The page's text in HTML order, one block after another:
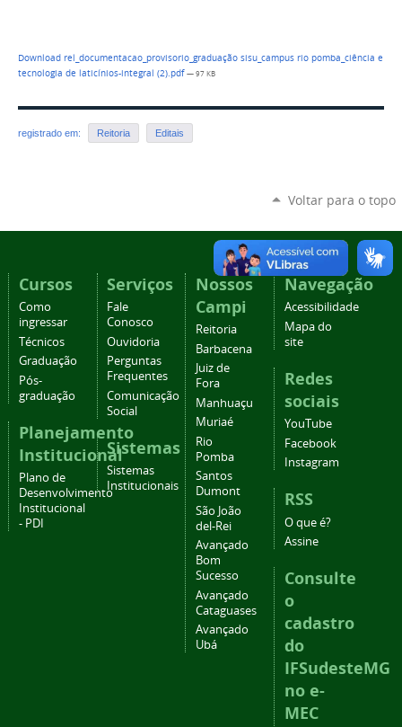
Download rel_documentacao_provisorio_graduação sisu_campus rio pomba_ciência e
tecnologia de laticínios-integral (2).pdf— 97 KB
registrado em: Reitoria Editais
Voltar para o topo
Cursos
Como
ingressar
Técnicos
Graduação
Pós-
graduação
Planejamento
Institucional
Plano de
Desenvolvimento
Institucional
- PDI
Serviços
Fale
Conosco
Ouvidoria
Perguntas
Frequentes
Comunicação
Social
Sistemas
Sistemas
Institucionais
Nossos
Campi
Reitoria
Barbacena
Juiz de
Fora
Manhuaçu
Muriaé
Rio
Pomba
Santos
Dumont
São João
del-Rei
Avançado
Bom
Sucesso
Avançado
Cataguases
Avançado
Ubá
Navegação
Acessibilidade
Mapa do
site
Redes
sociais
YouTube
Facebook
Instagram
RSS
O que é?
Assine
Consulte
o
cadastro
do
IFSudesteMG
no e-
MEC